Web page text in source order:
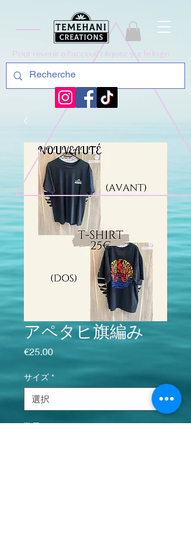
Pour revenir a l'acceuil cliquez sur le logo
アペタヒ旗編み
€25.00価格
サイズ *
数量 *